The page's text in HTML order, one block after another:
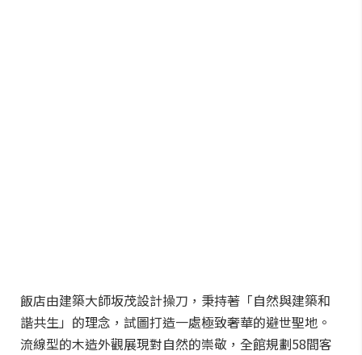
飯店由建築大師坂茂設計操刀，秉持著「自然與建築和
諧共生」的理念，試圖打造一處極致奢華的避世聖地。
流線型的木造外觀展現對自然的崇敬，全館規劃58間客